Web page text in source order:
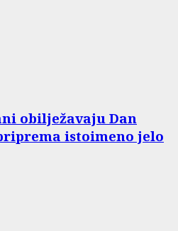
obilježavaju Dan
istoimeno jelo